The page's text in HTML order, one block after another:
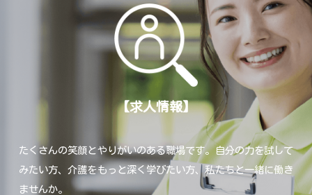
【求人情報】
たくさんの笑顔とやりがいのある職場です。自分の力を試して
みたい方、介護をもっと深く学びたい方、私たちと一緒に働き
ませんか。